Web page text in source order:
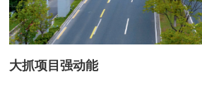
大抓项目强动能